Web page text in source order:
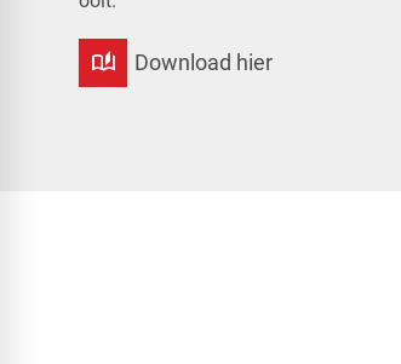
auto_stories Download hier